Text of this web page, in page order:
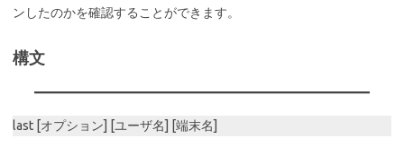
ンしたのかを確認することができます。
構文
last [オプション] [ユーザ名] [端末名]